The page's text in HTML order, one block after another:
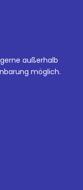
außerhalb
möglich.